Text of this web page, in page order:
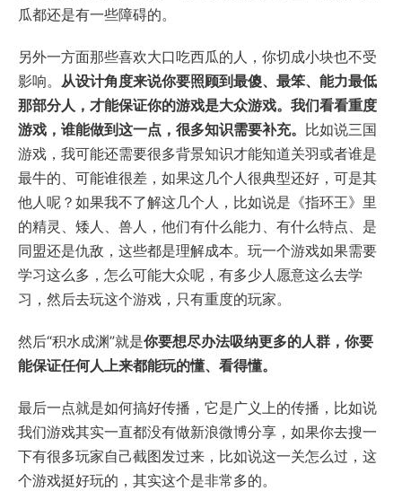
瓜都还是有一些障碍的。
另外一方面那些喜欢大口吃西瓜的人，你切成小块也不受
影响。 从设计角度来说你要照顾到最傻、最笨、能力最低
那部分人，才能保证你的游戏是大众游戏。我们看看重度
游戏，谁能做到这一点，很多知识需要补充。 比如说三国
游戏，我可能还需要很多背景知识才能知道关羽或者谁是
最牛的、可能谁很差，如果这几个人很典型还好，可是其
他人呢？如果我不了解这几个人，比如说是《指环王》里
的精灵、矮人、兽人，他们有什么能力、有什么特点、是
同盟还是仇敌，这些都是理解成本。玩一个游戏如果需要
学习这么多，怎么可能大众呢，有多少人愿意这么去学
习，然后去玩这个游戏，只有重度的玩家。
然后“积水成渊”就是你要想尽办法吸纳更多的人群，你要
能保证任何人上来都能玩的懂、看得懂。
最后一点就是如何搞好传播，它是广义上的传播，比如说
我们游戏其实一直都没有做新浪微博分享，如果你去搜一
下有很多玩家自己截图发过来，比如说这一关怎么过，这
个游戏挺好玩的，其实这个是非常多的。